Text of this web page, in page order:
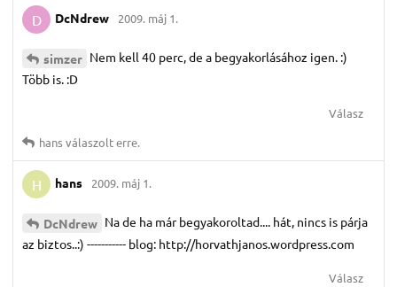
D DcNdrew 2009. máj 1.
simzer Nem kell 40 perc, de a begyakorlásához igen. :)
Több is. :D
Válasz
hansválaszolt erre.
H hans 2009. máj 1.
DcNdrew Na de ha már begyakoroltad.... hát, nincs is párja
az biztos..:) ----------- blog: http://horvathjanos.wordpress.com
Válasz